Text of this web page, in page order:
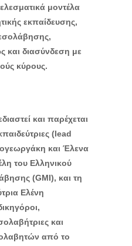
μοντέλα
εκπαίδευσης,
και διασύνδεση με
κύρους.
και παρέχεται
(lead
και Έλενα
του Ελληνικού
(GMI), και τη
Ελένη
και
από το